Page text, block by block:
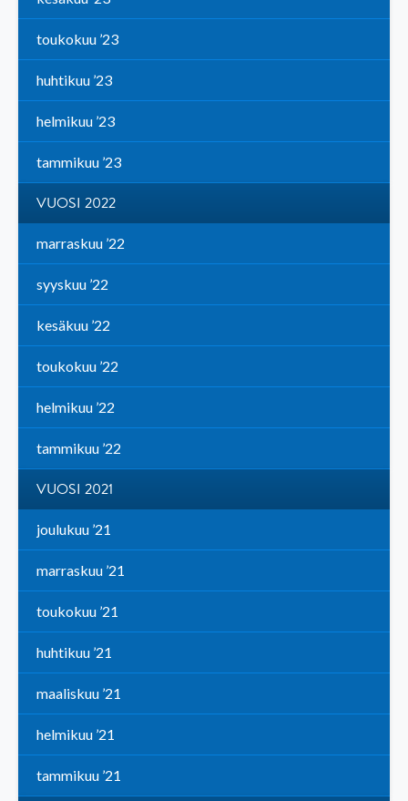
toukokuu ’23
huhtikuu ’23
helmikuu ’23
tammikuu ’23
VUOSI 2022
marraskuu ’22
syyskuu ’22
kesäkuu ’22
toukokuu ’22
helmikuu ’22
tammikuu ’22
VUOSI 2021
joulukuu ’21
marraskuu ’21
toukokuu ’21
huhtikuu ’21
maaliskuu ’21
helmikuu ’21
tammikuu ’21